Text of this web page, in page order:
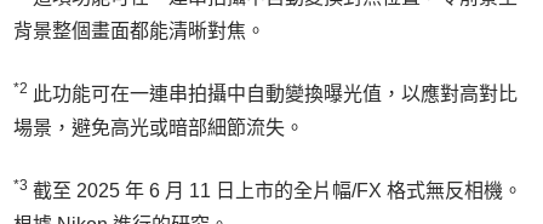
背景整個畫面都能清晰對焦。
*2 此功能可在一連串拍攝中自動變換曝光值，以應對高對比
場景，避免高光或暗部細節流失。
*3 截至 2025 年 6 月 11 日上市的全片幅/FX 格式無反相機。